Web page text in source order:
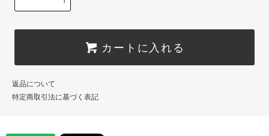
カートに入れる
返品について
特定商取引法に基づく表記